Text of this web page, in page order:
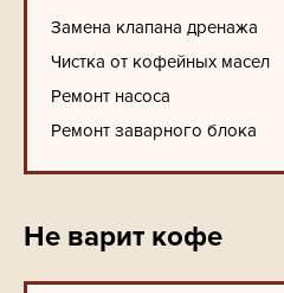
Замена клапана дренажа
Чистка от кофейных масел
Ремонт насоса
Ремонт заварного блока
Не варит кофе